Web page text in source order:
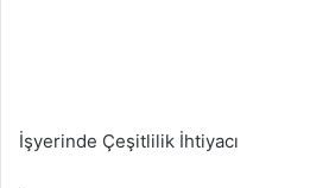
İşyerinde Çeşitlilik İhtiyacı